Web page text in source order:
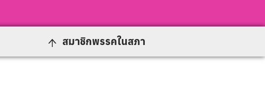
สมาชิกพรรคในสภา